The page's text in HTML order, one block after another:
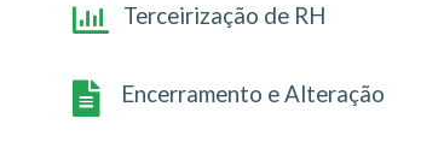
Terceirização de RH
Encerramento e Alteração